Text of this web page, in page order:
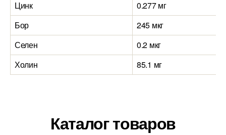
Цинк
0.277 мг
Бор
245 мкг
Селен
0.2 мкг
Холин
85.1 мг
Каталог товаров